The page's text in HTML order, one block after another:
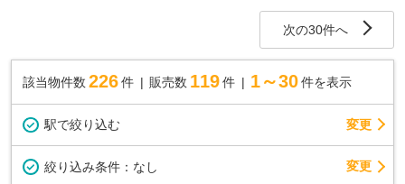
次の30件へ
該当物件数 226件 販売数 119 件 1～30 件を表示
駅で絞り込む 変更
絞り込み条件： なし 変更